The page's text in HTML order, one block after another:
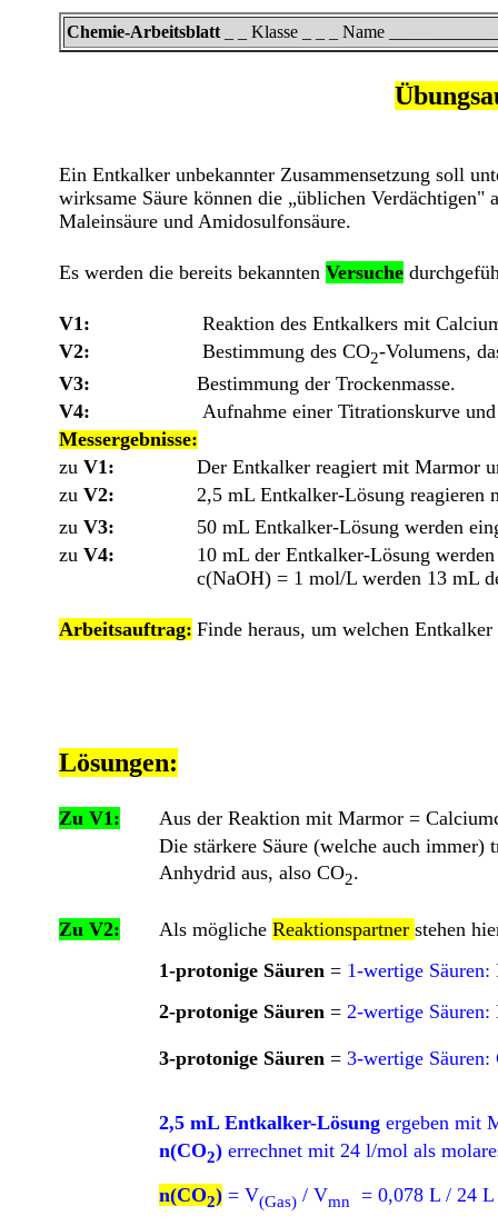
Chemie-Arbeitsblatt _ _ Klasse _ _ _ Name
Ein Entkalker unbekannter Zusammensetzung soll
wirksame Säure können die „üblichen Verdächtigen"
Maleinsäure und Amidosulfonsäure.
Es werden die bereits bekannten Versuche
V1:
Reaktion des Entkalkers mit
V2:
Bestimmung des CO2-Volumens,
V3:
Bestimmung der Trockenmasse.
V4:
Aufnahme einer Titrationskurve
Messergebnisse:
zu V1:
Der Entkalker reagiert mit Marmor
zu V2:
2,5 mL Entkalker-Lösung reagieren
zu V3:
50 mL Entkalker-Lösung werden
zu V4:
10 mL der Entkalker-Lösung
c(NaOH) = 1 mol/L werden 13 mL
Arbeitsauftrag: Finde heraus, um welchen Entkalker
Lösungen:
Zu V1:
Aus der Reaktion mit Marmor =
Die stärkere Säure (welche auch immer)
Anhydrid aus, also CO2.
Zu V2: Als mögliche Reaktionspartner stehen
1-protonige Säuren = 1-wertige
2-protonige Säuren = 2-wertige Säuren:
3-protonige Säuren = 3-wertige Säuren:
2,5 mL Entkalker-Lösung ergeben mit
n(CO2) errechnet mit 24 l/mol als
n(CO2) = V(Gas) / Vmn = 0,078 L / 24